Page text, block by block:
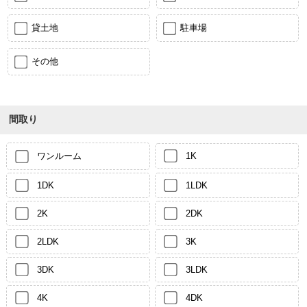
貸土地 駐車場
その他
間取り
ワンルーム 1K
1DK 1LDK
2K 2DK
2LDK 3K
3DK 3LDK
4K 4DK